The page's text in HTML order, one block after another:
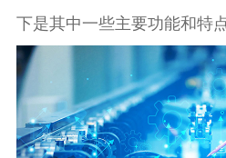
下是其中一些主要功能和特